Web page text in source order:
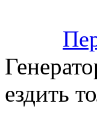
ездить